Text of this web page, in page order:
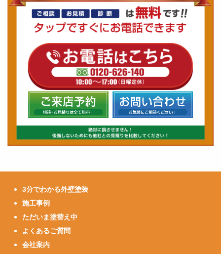
3分でわかる外壁塗装
施工事例
ただいま塗替え中
よくあるご質問
会社案内